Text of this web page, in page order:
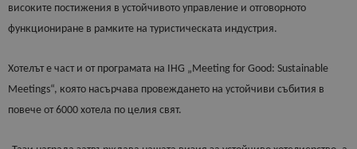
високите постижения в устойчивото управление и отговорното
функциониране в рамките на туристическата индустрия.
Хотелът е част и от програмата на IHG „Meeting for Good: Sustainable
Meetings“, която насърчава провеждането на устойчиви събития в
повече от 6000 хотела по целия свят.